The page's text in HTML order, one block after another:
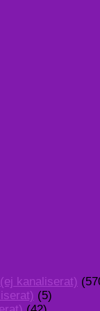
kanaliserat)
(5)